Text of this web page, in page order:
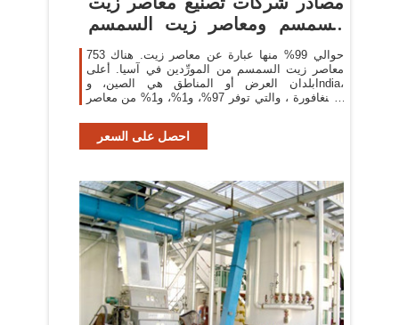
السمسم ومعاصر زيت السمسم
في
حوالي 99% منها عبارة عن معاصر زيت. هناك 753
معاصر زيت السمسم من المورِّدين في آسيا. أعلى
بلدان العرض أو المناطق هي الصين، وIndia،
وسنغافورة ، والتي توفر 97%، و1%، و1% من معاصر
احصل على السعر